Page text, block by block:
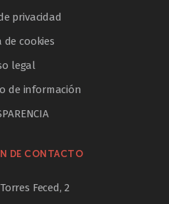
privacidad
de cookies
legal
de información
DE CONTACTO
Feced, 2